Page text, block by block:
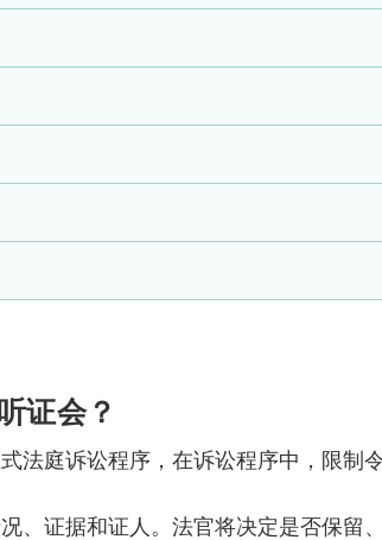
证会？
法庭诉讼程序，在诉讼程序中，限制
、证据和证人。法官将决定是否保留